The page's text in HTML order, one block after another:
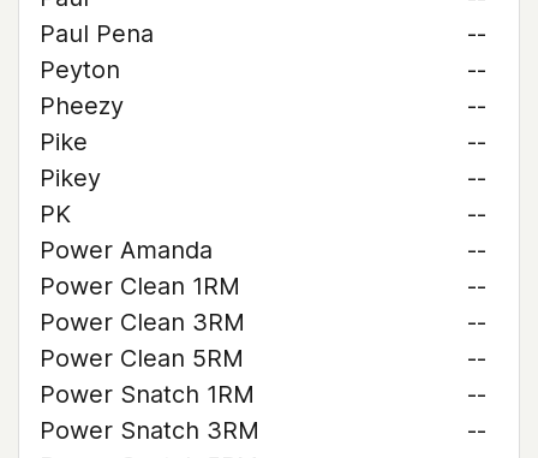
Paul Pena
--
Peyton
--
Pheezy
--
Pike
--
Pikey
--
PK
--
Power Amanda
--
Power Clean 1RM
--
Power Clean 3RM
--
Power Clean 5RM
--
Power Snatch 1RM
--
Power Snatch 3RM
--